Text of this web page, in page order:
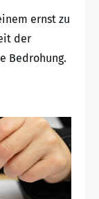
ernst zu
der
Bedrohung.